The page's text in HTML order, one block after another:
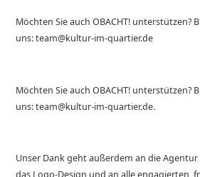
Möchten Sie auch OBACHT! unterstützen?
uns: team@kultur-im-quartier.de
Möchten Sie auch OBACHT! unterstützen?
uns: team@kultur-im-quartier.de.
Unser Dank geht außerdem an die Agentur